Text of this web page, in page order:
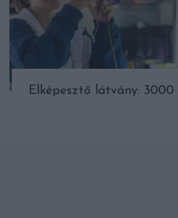
Elképesztő látvány: